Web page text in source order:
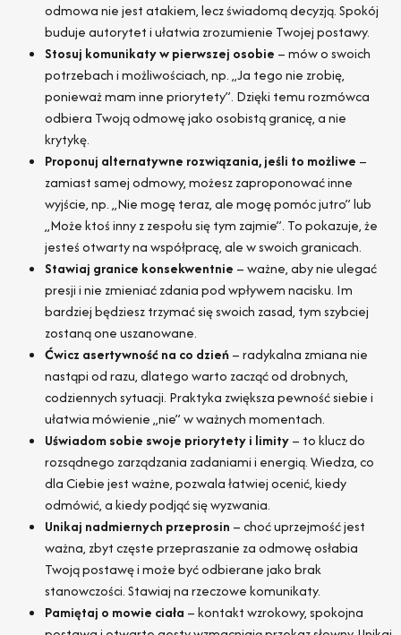
odmowa nie jest atakiem, lecz świadomą decyzją. Spokój
buduje autorytet i ułatwia zrozumienie Twojej postawy.
Stosuj komunikaty w pierwszej osobie – mów o swoich
potrzebach i możliwościach, np. „Ja tego nie zrobię,
ponieważ mam inne priorytety”. Dzięki temu rozmówca
odbiera Twoją odmowę jako osobistą granicę, a nie
krytykę.
Proponuj alternatywne rozwiązania, jeśli to możliwe –
zamiast samej odmowy, możesz zaproponować inne
wyjście, np. „Nie mogę teraz, ale mogę pomóc jutro” lub
„Może ktoś inny z zespołu się tym zajmie”. To pokazuje, że
jesteś otwarty na współpracę, ale w swoich granicach.
Stawiaj granice konsekwentnie – ważne, aby nie ulegać
presji i nie zmieniać zdania pod wpływem nacisku. Im
bardziej będziesz trzymać się swoich zasad, tym szybciej
zostaną one uszanowane.
Ćwicz asertywność na co dzień– radykalna zmiana nie
nastąpi od razu, dlatego warto zacząć od drobnych,
codziennych sytuacji. Praktyka zwiększa pewność siebie i
ułatwia mówienie „nie” w ważnych momentach.
Uświadom sobie swoje priorytety i limity– to klucz do
rozsądnego zarządzania zadaniami i energią. Wiedza, co
dla Ciebie jest ważne, pozwala łatwiej ocenić, kiedy
odmówić, a kiedy podjąć się wyzwania.
Unikaj nadmiernych przeprosin – choć uprzejmość jest
ważna, zbyt częste przepraszanie za odmowę osłabia
Twoją postawę i może być odbierane jako brak
stanowczości. Stawiaj na rzeczowe komunikaty.
Pamiętaj o mowie ciała – kontakt wzrokowy, spokojna